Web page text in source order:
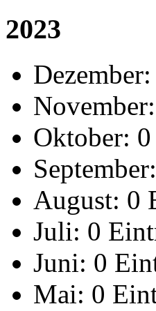
2023
Dezember:
November:
Oktober:
September:
August: 0
Juli: 0
Juni: 0
Mai: 0